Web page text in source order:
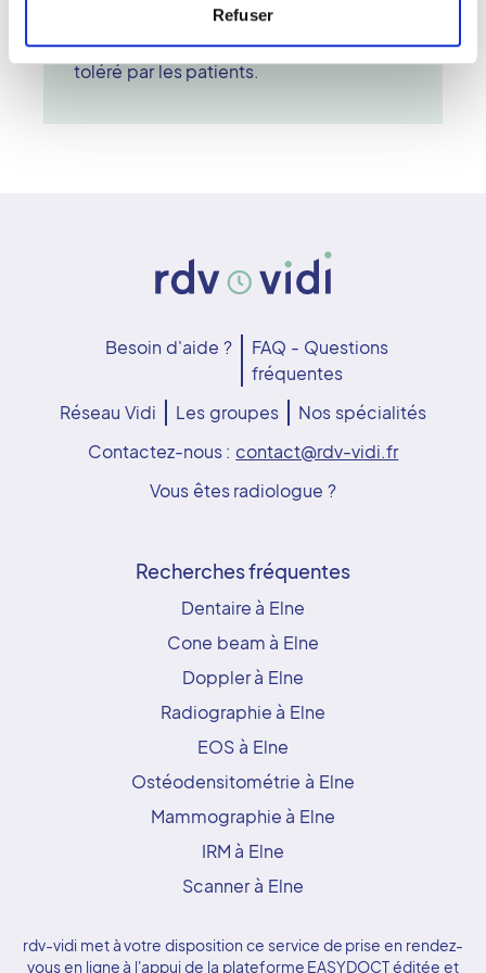
Refuser
elle constitue un outil diagnostique
essentiel, accessible et parfaitement
toléré par les patients.
Besoin d'aide ?
FAQ - Questions
fréquentes
Réseau Vidi
Les groupes
Nos spécialités
Contactez-nous : contact@rdv-vidi.fr
Vous êtes radiologue ?
Recherches fréquentes
Dentaire à Elne
Cone beam à Elne
Doppler à Elne
Radiographie à Elne
EOS à Elne
Ostéodensitométrie à Elne
Mammographie à Elne
IRM à Elne
Scanner à Elne
rdv-vidi met à votre disposition ce service de prise en rendez-
vous en ligne à l'appui de la plateforme EASYDOCT éditée et